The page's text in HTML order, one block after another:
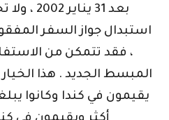
بعد 31
استبدال جواز السفر
، فقد تتمكن من
المبسط الجديد . هذا